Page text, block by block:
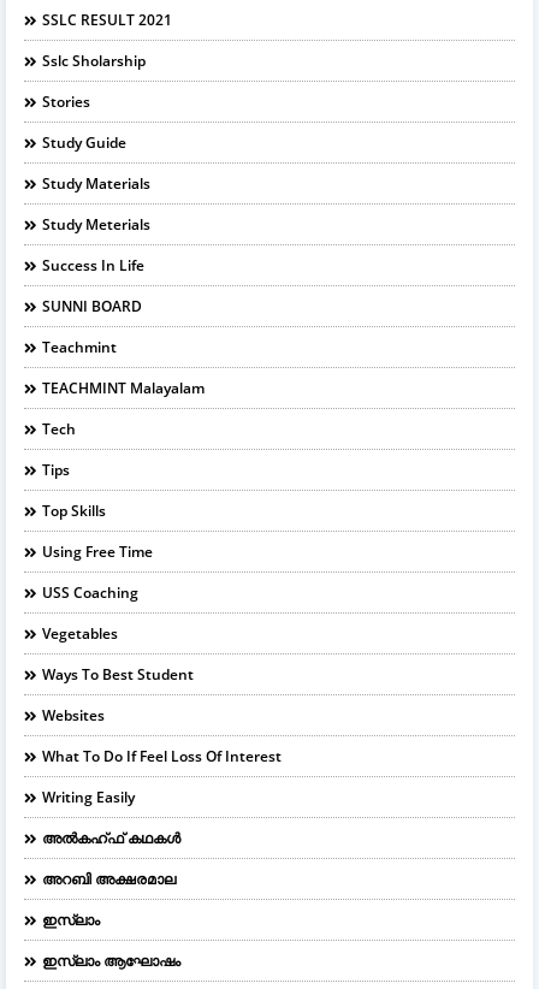
SSLC RESULT 2021
Sslc Sholarship
Stories
Study Guide
Study Materials
Study Meterials
Success In Life
SUNNI BOARD
Teachmint
TEACHMINT Malayalam
Tech
Tips
Top Skills
Using Free Time
USS Coaching
Vegetables
Ways To Best Student
Websites
What To Do If Feel Loss Of Interest
Writing Easily
അൽകഹ്ഫ് കഥകൾ
അറബി അക്ഷരമാല
ഇസ്ലാം
ഇസ്ലാം ആഘോഷം